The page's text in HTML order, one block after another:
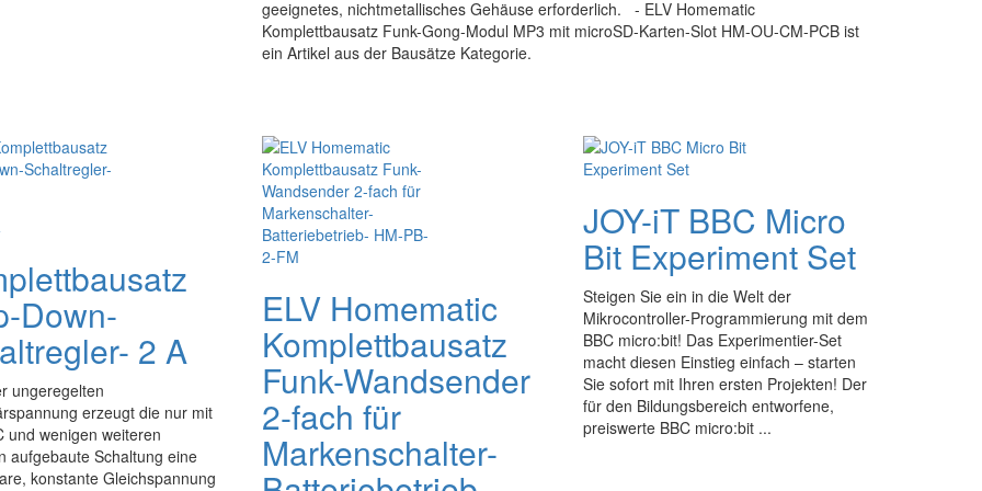
geeignetes, nichtmetallisches Gehäuse erforderlich. - ELV Homematic
Komplettbausatz Funk-Gong-Modul MP3 mit microSD-Karten-Slot HM-OU-CM-PCB ist
ein Artikel aus der Bausätze Kategorie.
Down-
2 A
ungeregelten
erzeugt die nur mit
und wenigen weiteren
aufgebaute Schaltung eine
konstante Gleichspannung
ELV Homematic
Komplettbausatz
Funk-Wandsender
2-fach für
Markenschalter-
JOY-iT BBC Micro
Bit Experiment Set
Steigen Sie ein in die Welt der
Mikrocontroller-Programmierung mit dem
BBC micro:bit! Das Experimentier-Set
macht diesen Einstieg einfach – starten
Sie sofort mit Ihren ersten Projekten! Der
für den Bildungsbereich entworfene,
preiswerte BBC micro:bit ...